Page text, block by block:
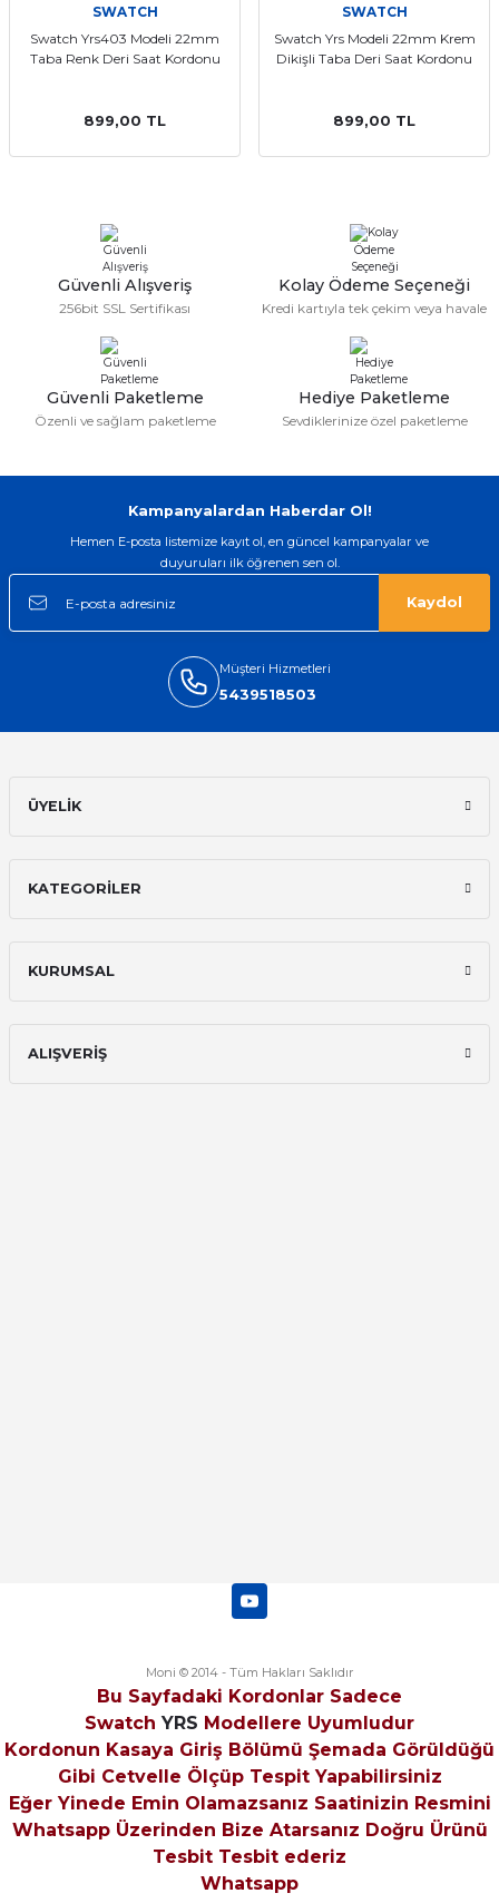
SWATCH
Swatch Yrs403 Modeli 22mm
Taba Renk Deri Saat Kordonu
899,00 TL
SWATCH
Swatch Yrs Modeli 22mm Krem
Dikişli Taba Deri Saat Kordonu
899,00 TL
Güvenli Alışveriş
256bit SSL Sertifikası
Kolay Ödeme Seçeneği
Kredi kartıyla tek çekim veya havale
Güvenli Paketleme
Özenli ve sağlam paketleme
Hediye Paketleme
Sevdiklerinize özel paketleme
Kampanyalardan Haberdar Ol!
Hemen E-posta listemize kayıt ol, en güncel kampanyalar ve
duyuruları ilk öğrenen sen ol.
Kaydol
Müşteri Hizmetleri
5439518503
ÜYELİK
KATEGORİLER
KURUMSAL
ALIŞVERİŞ
Moni © 2014 - Tüm Hakları Saklıdır
Bu Sayfadaki Kordonlar Sadece
Swatch YRS Modellere Uyumludur
Kordonun Kasaya Giriş Bölümü Şemada Görüldüğü
Gibi Cetvelle Ölçüp Tespit Yapabilirsiniz
Eğer Yinede Emin Olamazsanız Saatinizin Resmini
Whatsapp Üzerinden Bize Atarsanız Doğru Ürünü
Tesbit Tesbit ederiz
Whatsapp